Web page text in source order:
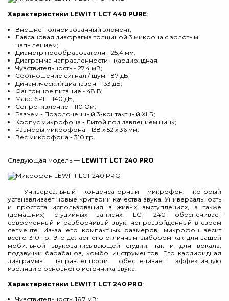
Характеристики LEWITT LCT 440 PURE:
Внешне поляризованный элемент;
Лавсановая диафрагма толщиной 3 микрона с золотым
напылением;
Диаметр преобразователя - 25,4 мм;
Диаграмма направленности – кардиоидная;
Чувствительность - 27,4 мВ;
Соотношение сигнал / шум - 87 дБ;
Динамический диапазон - 133 дБ;
Фантомное питание - 48 В;
Макс. SPL - 140 дБ;
Сопротивление - 110 Ом;
Разъем - Позолоченный 3-контактный XLR;
Корпус микрофона - Литой под давлением цинк;
Размеры микрофона - 138 х 52 х 36 мм;
Вес микрофона - 310 гр.
Следующая модель — LEWITT LCT 240 PRO
Универсальный конденсаторный микрофон, который
устанавливает новые критерии качества звука. Универсальность
и простота использования в живых выступлениях, а также
(домашних) студийных записях. LCT 240 обеспечивает
современный и разборчивый звук, непревзойденный в своем
сегменте. Из-за его компактных размеров, микрофон весит
всего 310 Гр. Это делает его отличным выбором как для вашей
мобильной звукозаписывающей студии, так и для вокала,
подзвучки барабанов, комбо, инструментов. Его кардиоидная
диаграмма направленности обеспечивает эффективную
изоляцию основного источника звука.
Характеристики LEWITT LCT 240 PRO:
Чувствительность: 16.7 мВ;